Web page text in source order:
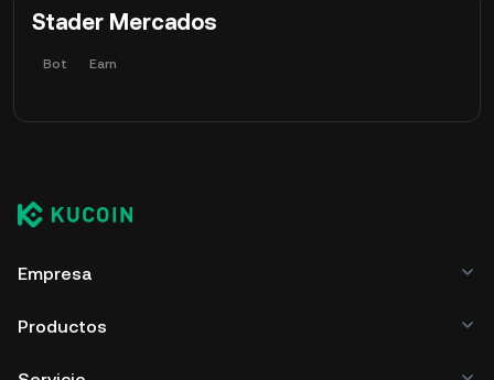
Stader Mercados
Bot Earn
Empresa
Productos